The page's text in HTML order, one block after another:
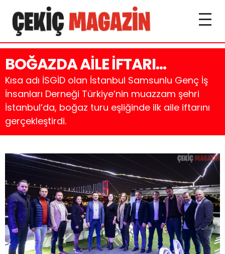
BOĞAZDA AİLE İFTARI…
Kısa adı İSGİD olan İstanbul Samsunlu Genç İş
İnsanları Derneği Türkiye’nin muazzam şehri
İstanbul’da, boğaz turu eşliğinde ilk aile iftarını
gerçekleştirdi.